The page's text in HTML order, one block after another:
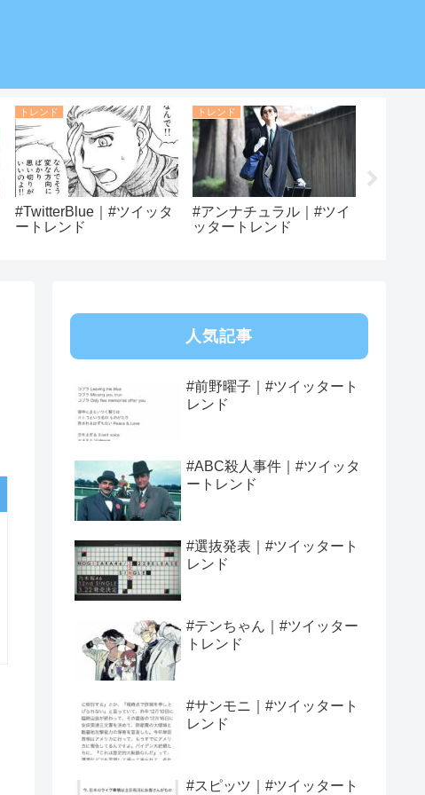
トレンド
#TwitterBlue｜#ツイッタ
ートレンド
トレンド
#アンナチュラル｜#ツイ
ッタートレンド
人気記事
#前野曜子｜#ツイッタート
レンド
#ABC殺人事件｜#ツイッタ
ートレンド
#選抜発表｜#ツイッタート
レンド
#テンちゃん｜#ツイッター
トレンド
#サンモニ｜#ツイッタート
レンド
#スピッツ｜#ツイッタート